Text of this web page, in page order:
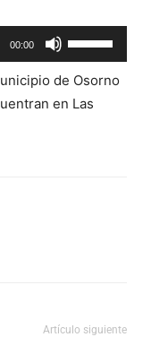
o
disminuir
00:00
las
teclas
de
de Osorno
en Las
Artículo siguiente